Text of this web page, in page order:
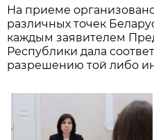
На приеме
различных точек
каждым заявителем
Республики дала
разрешению той либо